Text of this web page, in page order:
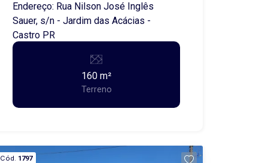
Endereço: Rua Nilson José Inglês
Sauer, s/n - Jardim das Acácias -
Castro PR
160 m²
Terreno
Cód. 1797